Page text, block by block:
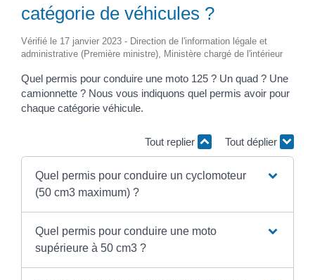
catégorie de véhicules ?
Vérifié le 17 janvier 2023 - Direction de l'information légale et
administrative (Première ministre), Ministère chargé de l'intérieur
Quel permis pour conduire une moto 125 ? Un quad ? Une
camionnette ? Nous vous indiquons quel permis avoir pour
chaque catégorie véhicule.
Tout replier Tout déplier
Quel permis pour conduire un cyclomoteur
(50 cm3 maximum) ?
Quel permis pour conduire une moto
supérieure à 50 cm3 ?